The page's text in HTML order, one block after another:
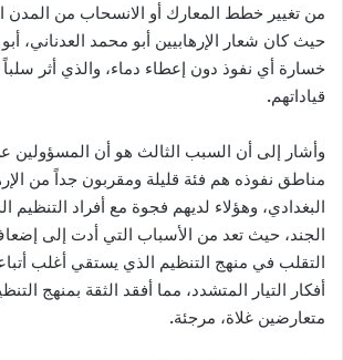
من تغيير خطط المعارك أو الانسحاب من المدن
حيث كان شعار الإرهابيين أبو محمد العدناني،
خسارة أي نفوذ دون إعطاء دماء، والذي أثر
قياداتهم.
وأشار إلى أن السبب الثالث هو أن المسؤولين
مناطق نفوذه هم فئة قليلة ومقربون جداً من
البغدادي، وهؤلاء لديهم فجوة مع أفراد التنظيم
الجند، حيث تعد من الأسباب التي أدت إلى
التقلب في منهج التنظيم الذي يستقي أغلب
أفكار التيار المتشدد، مما أفقد الثقة بمنهج
متعارضين غلاة، مرجئة.